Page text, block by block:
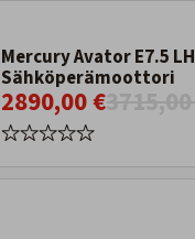
Mercury Avator E7.5 LH
Sähköperämoottori
2890,00 €